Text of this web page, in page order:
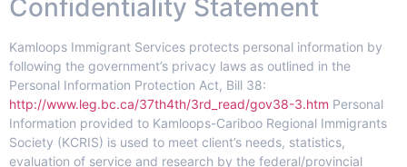
Confidentiality Statement
Kamloops Immigrant Services protects personal information by
following the government’s privacy laws as outlined in the
Personal Information Protection Act, Bill 38:
http://www.leg.bc.ca/37th4th/3rd_read/gov38-3.htm Personal
Information provided to Kamloops-Cariboo Regional Immigrants
Society (KCRIS) is used to meet client’s needs, statistics,
evaluation of service and research by the federal/provincial